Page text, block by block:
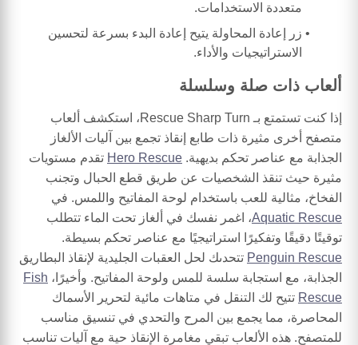
متعددة الاستخدامات.
زر إعادة المحاولة يتيح إعادة البدء بسرعة لتحسين
الاستراتيجيات والأداء.
ألعاب ذات صلة وسلسلة
إذا كنت تستمتع بـ Rescue Sharp Turn، استكشف ألعاب
متصفح أخرى مثيرة ذات طابع إنقاذ تجمع بين آليات الألغاز
الجذابة مع عناصر تحكم بديهية. Hero Rescue تقدم مستويات
مثيرة حيث تنقذ الشخصيات عن طريق قطع الحبال وتجنب
الفخاخ، مثالية للعب باستخدام لوحة المفاتيح واللمس. في
Aquatic Rescue، اغمر نفسك في ألغاز تحت الماء تتطلب
توقيتًا دقيقًا وتفكيرًا استراتيجيًا مع عناصر تحكم بسيطة.
Penguin Rescue تتحدىك لحل العقبات الجليدية لإنقاذ البطاريق
الجذابة، مع استجابة سلسة للمس ولوحة المفاتيح. وأخيرًا، Fish
Rescue تتيح لك التنقل في متاهات مائية لتحرير الأسماك
المحاصرة، مما يجمع بين المرح والتحدي في تنسيق مناسب
للمتصفح. هذه الألعاب تبقي مغامرة الإنقاذ حية مع آليات تناسب